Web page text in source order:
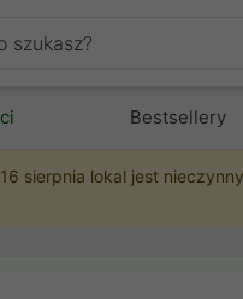
Bestsellery
sierpnia lokal jest